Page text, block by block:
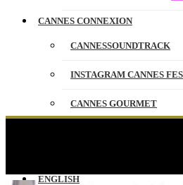
CANNES CONNEXION
CANNESSOUNDTRACK
INSTAGRAM CANNES
CANNES GOURMET
ENGLISH